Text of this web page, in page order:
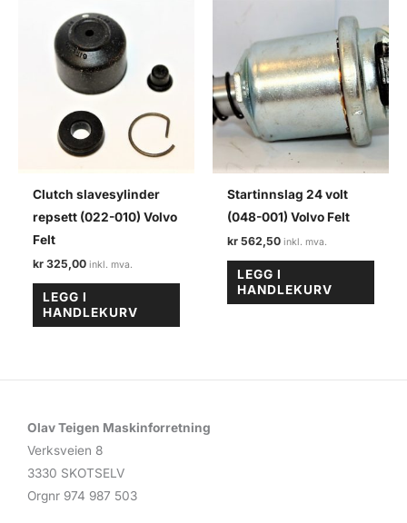
Clutch slavesylinder
repsett (022-010) Volvo
Felt
kr 325,00
LEGG I
HANDLEKURV
Startinnslag 24 volt
(048-001) Volvo Felt
kr 562,50
LEGG I
HANDLEKURV
Olav Teigen Maskinforretning
Verksveien 8
3330 SKOTSELV
Orgnr 974 987 503